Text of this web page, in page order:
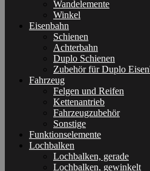
Wandelemente
Winkel
Eisenbahn
Schienen
Achterbahn
Duplo Schienen
Zubehör für Duplo
Fahrzeug
Felgen und Reifen
Kettenantrieb
Fahrzeugzubehör
Sonstige
Funktionselemente
Lochbalken
Lochbalken, gerade
Lochbalken, gewinkelt